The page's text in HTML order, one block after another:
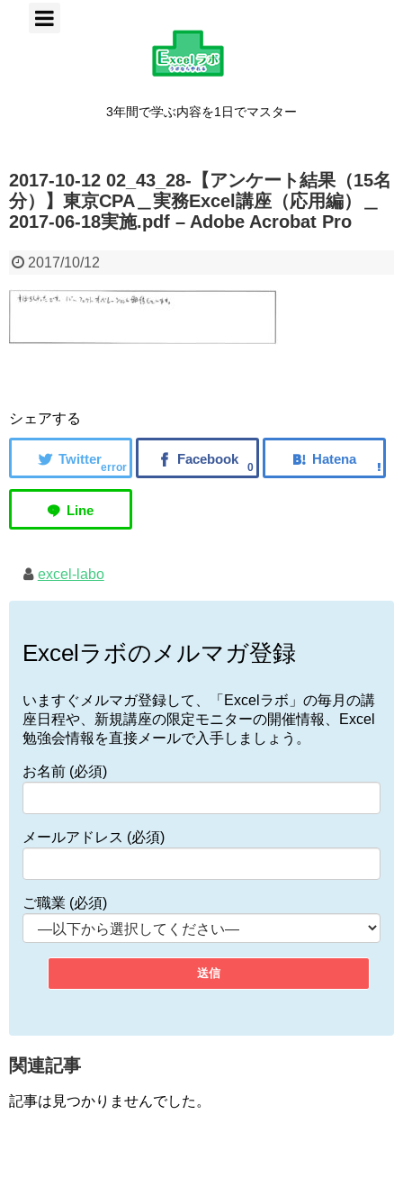
3年間で学ぶ内容を1日でマスター
2017-10-12 02_43_28-【アンケート結果（15名
分）】東京CPA＿実務Excel講座（応用編）＿
2017-06-18実施.pdf – Adobe Acrobat Pro
2017/10/12
シェアする
error 0
excel-labo
Excelラボのメルマガ登録
いますぐメルマガ登録して、「Excelラボ」の毎月の講
座日程や、新規講座の限定モニターの開催情報、Excel
勉強会情報を直接メールで入手しましょう。
お名前 (必須)
メールアドレス (必須)
ご職業 (必須)
関連記事
記事は見つかりませんでした。